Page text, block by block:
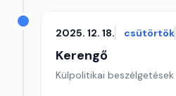
2025. 12. 18. csütörtök
Kerengő
Külpolitikai beszélgetések